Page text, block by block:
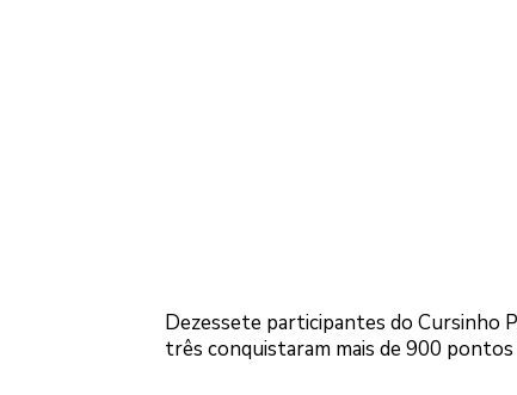
Dezessete participantes do Cursinho
três conquistaram mais de 900 pontos